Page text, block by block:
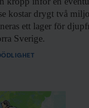
kostar drygt två
ett lager för
Sverige.